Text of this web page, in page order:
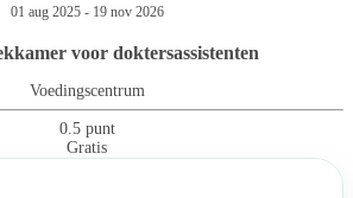
01 aug 2025 - 19 nov 2026
voor doktersassistenten
Voedingscentrum
0.5 punt
Gratis